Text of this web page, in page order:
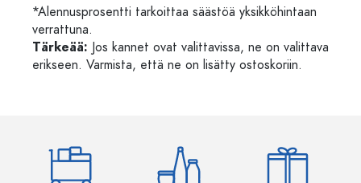
*Alennusprosentti tarkoittaa säästöä yksikköhintaan
verrattuna.
Tärkeää: Jos kannet ovat valittavissa, ne on valittava
erikseen. Varmista, että ne on lisätty ostoskoriin.